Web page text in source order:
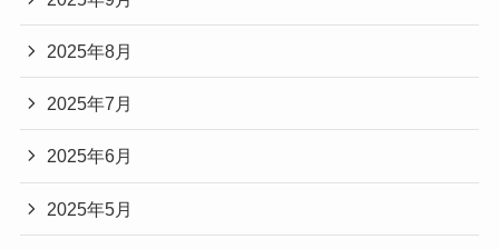
2025年8月
2025年7月
2025年6月
2025年5月